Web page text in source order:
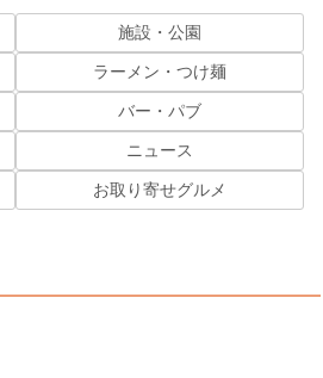
施設・公園
ラーメン・つけ麺
バー・パブ
ニュース
お取り寄せグルメ